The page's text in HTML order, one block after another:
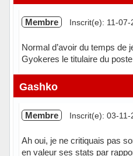
Membre Inscrit(e): 11-07-
Normal d’avoir du temps de
Gyokeres le titulaire du poste
Hors ligne
Gashko
Membre Inscrit(e): 03-11-
Ah oui, je ne critiquais pas
en valeur ses stats par